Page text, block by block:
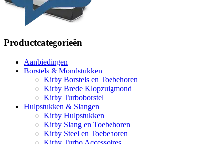
Productcategorieën
Aanbiedingen
Borstels & Mondstukken
Kirby Borstels en Toebehoren
Kirby Brede Klopzuigmond
Kirby Turboborstel
Hulpstukken & Slangen
Kirby Hulpstukken
Kirby Slang en Toebehoren
Kirby Steel en Toebehoren